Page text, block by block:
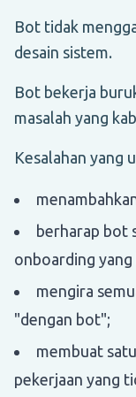
Bot tidak
desain sistem.
Bot bekerja
masalah yang
Kesalahan yang
berharap bot
onboarding yang
mengira
"dengan bot";
membuat
pekerjaan yang